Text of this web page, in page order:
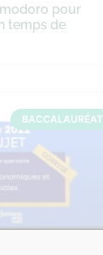
pour
temps de
BACCALAURÉAT